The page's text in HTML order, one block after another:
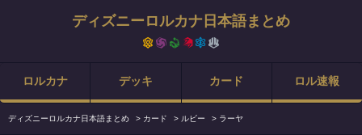
ディズニーロルカナ日本語まとめ
ロルカナ デッキ カード ロル速報
ディズニーロルカナ日本語まとめ > カード > ルビー > ラーヤ